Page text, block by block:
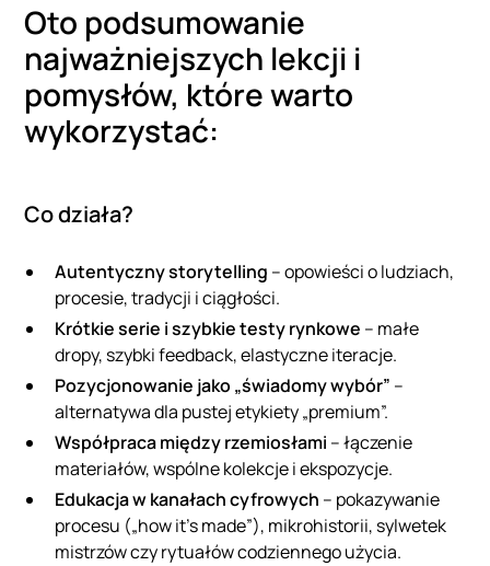
Oto podsumowanie
najważniejszych lekcji i
pomysłów, które warto
wykorzystać:
Co działa?
Autentyczny storytelling – opowieści o ludziach,
procesie, tradycji i ciągłości.
Krótkie serie i szybkie testy rynkowe – małe
dropy, szybki feedback, elastyczne iteracje.
Pozycjonowanie jako „świadomy wybór” –
alternatywa dla pustej etykiety „premium”.
Współpraca między rzemiosłami – łączenie
materiałów, wspólne kolekcje i ekspozycje.
Edukacja w kanałach cyfrowych – pokazywanie
procesu („how it’s made”), mikrohistorii, sylwetek
mistrzów czy rytuałów codziennego użycia.